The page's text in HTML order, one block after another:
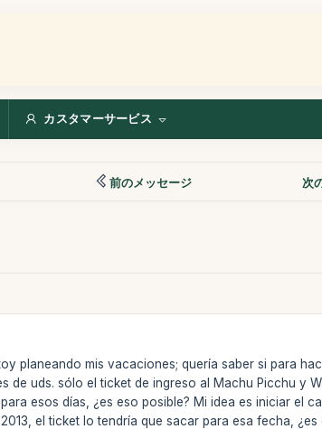
カスタマーサービス
前のメッセージ 次
planeando mis vacaciones; quería saber si para
uds. sólo el ticket de ingreso al Machu Picchu y
esos días, ¿es eso posible? Mi idea es iniciar el
el ticket lo tendría que sacar para esa fecha,